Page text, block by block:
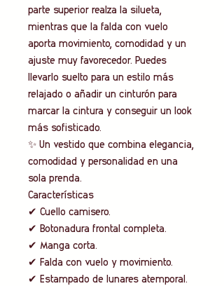
parte superior realza la silueta,
mientras que la falda con vuelo
aporta movimiento, comodidad y un
ajuste muy favorecedor. Puedes
llevarlo suelto para un estilo más
relajado o añadir un cinturón para
marcar la cintura y conseguir un look
más sofisticado.
✨ Un vestido que combina elegancia,
comodidad y personalidad en una
sola prenda.
Características
✔ Cuello camisero.
✔ Botonadura frontal completa.
✔ Manga corta.
✔ Falda con vuelo y movimiento.
✔ Estampado de lunares atemporal.